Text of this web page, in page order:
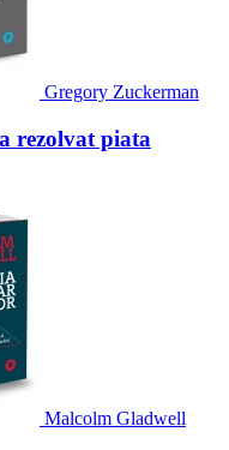
Gregory Zuckerman
rezolvat piata
Malcolm Gladwell